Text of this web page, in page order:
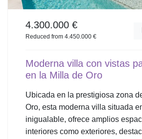
4.300.000 €
Reduced from 4.450.000 €
Moderna villa con vistas
en la Milla de Oro
Ubicada en la prestigiosa zona
Oro, esta moderna villa situada
inigualable, ofrece amplios
interiores como exteriores,